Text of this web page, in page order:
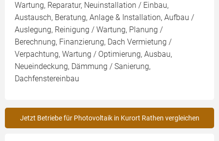
Wartung, Reparatur, Neuinstallation / Einbau,
Austausch, Beratung, Anlage & Installation, Aufbau /
Auslegung, Reinigung / Wartung, Planung /
Berechnung, Finanzierung, Dach Vermietung /
Verpachtung, Wartung / Optimierung, Ausbau,
Neueindeckung, Dämmung / Sanierung,
Dachfenstereinbau
Jetzt Betriebe für Photovoltaik in Kurort Rathen vergleichen